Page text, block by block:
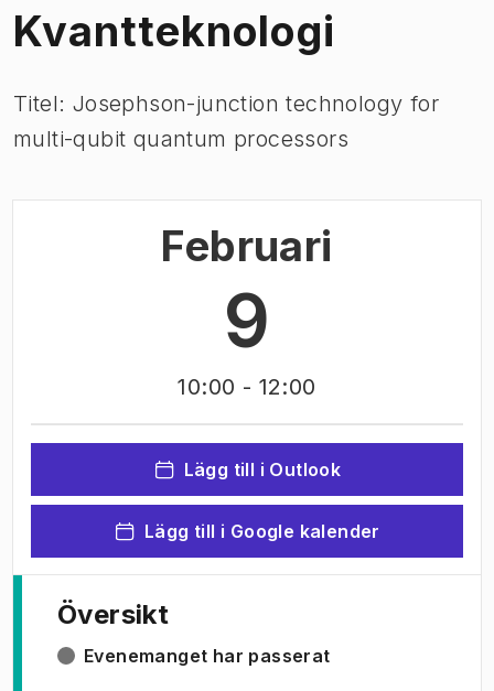
Kvantteknologi
Titel: Josephson-junction technology for
multi-qubit quantum processors
Februari
9
10:00 - 12:00
Lägg till i Outlook
Lägg till i Google kalender
Översikt
Evenemanget har passerat